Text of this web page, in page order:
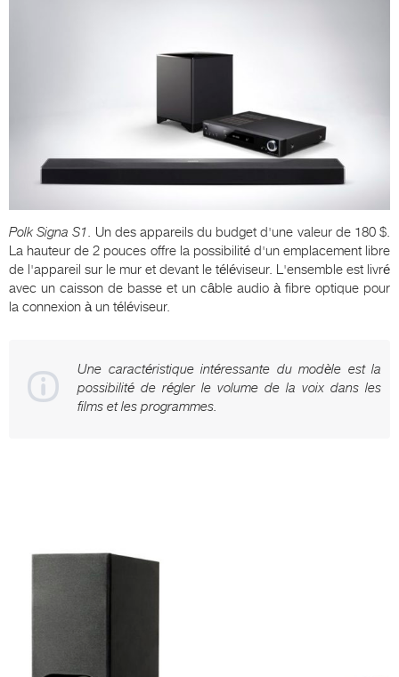
PolkSignaS1. Un des appareils du budget d'une valeur de 180 $.
La hauteur de 2 pouces offre la possibilité d'un emplacement libre
de l'appareil sur le mur et devant le téléviseur. L'ensemble est livré
avec un caisson de basse et un câble audio à fibre optique pour
la connexion à un téléviseur.
Une caractéristique intéressante du modèle est la
possibilité de régler le volume de la voix dans les
films et les programmes.